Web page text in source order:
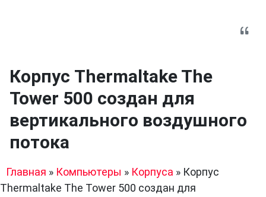
Корпус Thermaltake The
Tower 500 создан для
вертикального воздушного
потока
Главная » Компьютеры » Корпуса » Корпус
Thermaltake The Tower 500 создан для